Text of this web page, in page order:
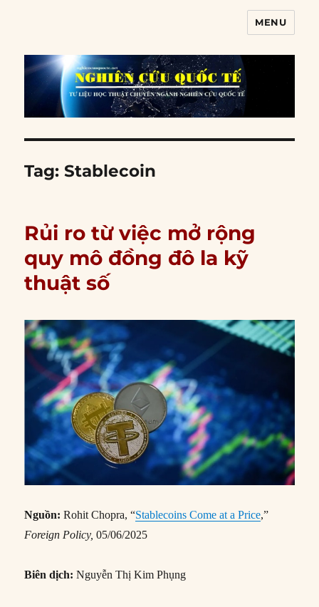
MENU
Tag:Stablecoin
Rủi ro từ việc mở rộng
quy mô đồng đô la kỹ
thuật số
Nguồn: Rohit Chopra, “Stablecoins Come at a Price,”
Foreign Policy,05/06/2025
Biên dịch: Nguyễn Thị Kim Phụng